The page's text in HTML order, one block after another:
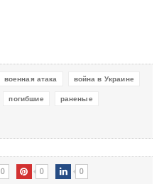
военная атака война в Украине
погибшие раненые
0 0 0